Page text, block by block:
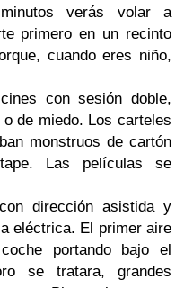
verás volar a
primero en un recinto
cuando eres niño,
con sesión doble,
de miedo. Los carteles
monstruos de cartón
Las películas se
dirección asistida y
eléctrica. El primer aire
portando bajo el
se tratara, grandes